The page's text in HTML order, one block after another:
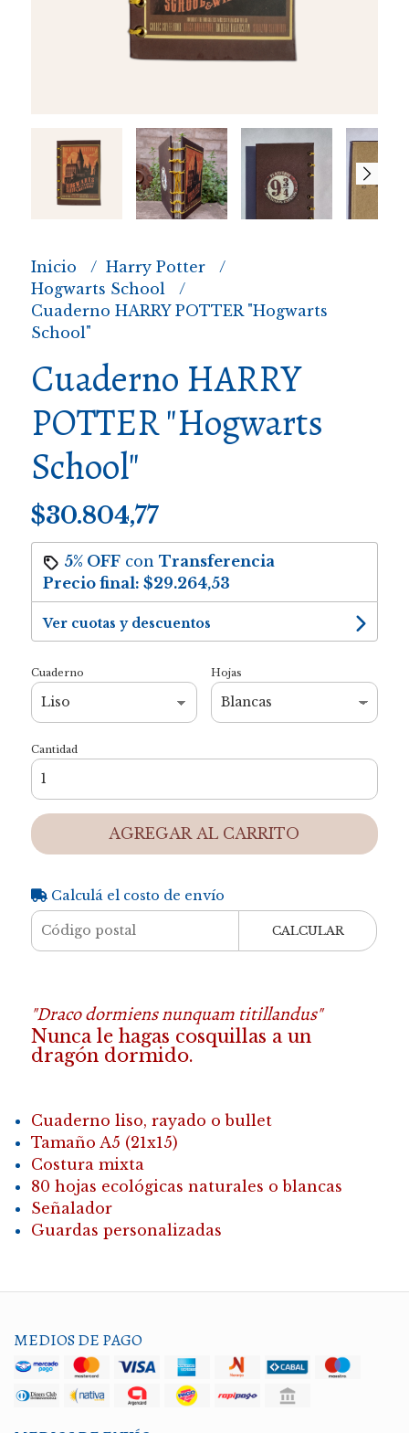
Inicio
Harry Potter
Hogwarts School
Cuaderno HARRY POTTER "Hogwarts
School"
Cuaderno HARRY
POTTER "Hogwarts
School"
$30.804,77
5% OFFcon Transferencia
Precio final: $29.264,53
Ver cuotas y descuentos
Cuaderno Hojas
Cantidad
AGREGAR AL CARRITO
Calculá el costo de envío
CALCULAR
"Draco dormiens nunquam titillandus"
Nunca le hagas cosquillas a un
dragón dormido.
Cuaderno liso, rayado o bullet
Tamaño A5 (21x15)
Costura mixta
80 hojas ecológicas naturales o blancas
Señalador
Guardas personalizadas
MEDIOS DE PAGO